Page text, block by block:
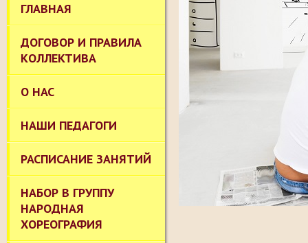
ГЛАВНАЯ
ДОГОВОР И ПРАВИЛА
КОЛЛЕКТИВА
О НАС
НАШИ ПЕДАГОГИ
РАСПИСАНИЕ ЗАНЯТИЙ
НАБОР В ГРУППУ
НАРОДНАЯ
ХОРЕОГРАФИЯ